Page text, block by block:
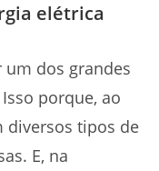
elétrica
um dos grandes
porque, ao
diversos tipos de
E, na